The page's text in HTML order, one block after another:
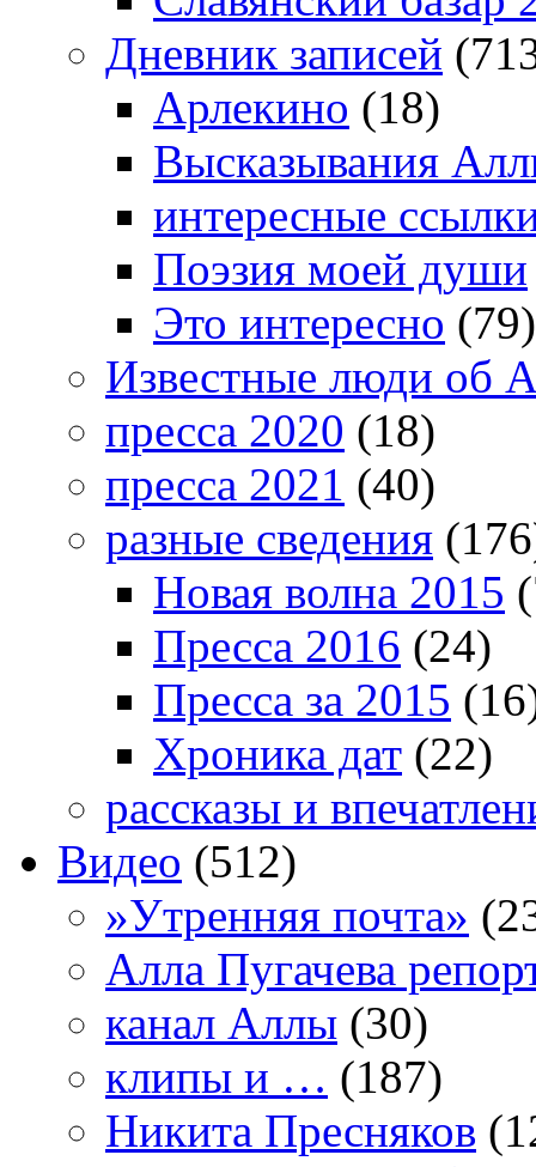
Дневник записей
Арлекино (18)
Высказывания
интересные
Поэзия моей души
Это интересно (79)
Известные люди об
пресса 2020 (18)
пресса 2021 (40)
разные сведения
Новая волна 2015
Пресса 2016 (24)
Пресса за 2015
Хроника дат (22)
рассказы и
Видео (512)
»Утренняя почта»
Алла Пугачева
канал Аллы (30)
клипы и … (187)
Никита Пресняков